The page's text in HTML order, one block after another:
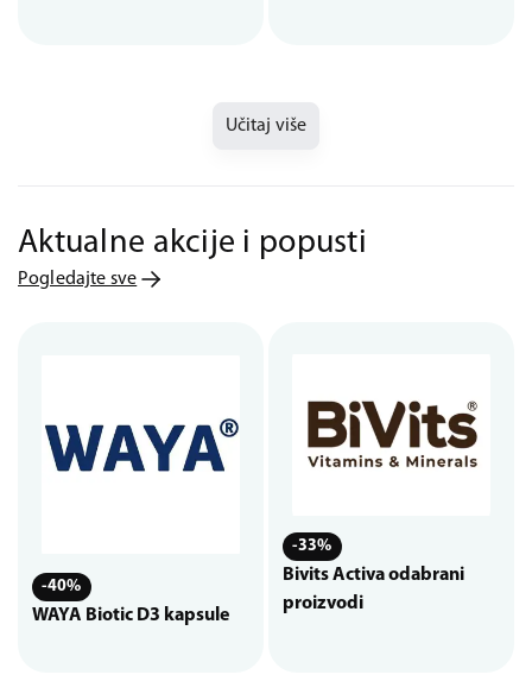
Učitaj više
Aktualne akcije i popusti
Pogledajte sve
-40%
WAYA Biotic D3 kapsule
-33%
Bivits Activa odabrani
proizvodi